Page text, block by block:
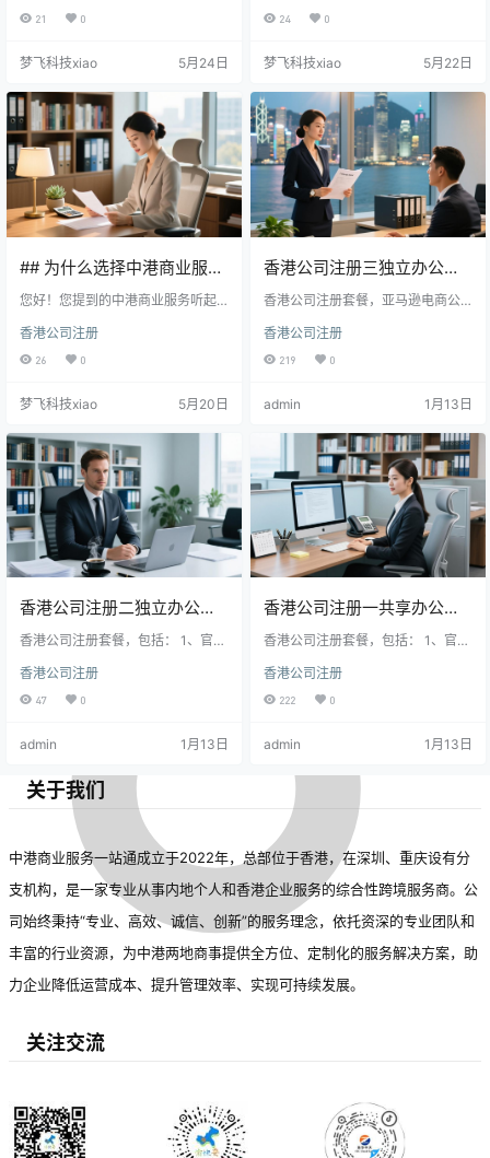
21 0
梦飞科技xiao 5月24日
东资料等文件，通常需3-5个工作
日。企业需注意名称查重、注册资
交年报以维持合法运营。合理规划
展的关键。
24 0
梦飞科技xiao 5月22日
## 为什么选择中港商业服
务？
您好！您提到的中港商业服务听起
解决方案，涵盖香港公司注册、会
计报税审计、海外移民、知识产权
保护及供应链管理等。同时，还提
增值服务，助力企业拓展业务与提
商，有助于实现长期发展与国际化
战略。
香港公司注册
26 0
梦飞科技xiao 5月20日
香港公司注册三独立办公室9
平米可办公和秘书服务
香港公司注册套餐，亚马逊电商公
办公室9平米内，可挂水牌可办公，
独立信箱； 3、公司秘书服务； 4、
资料齐全一天可获得电子证件
香港公司注册
219 0
admin 1月13日
香港公司注册二独立办公室2
平米内和秘书服务
香港公司注册套餐，包括： 1、官
水牌，独立信箱； 3、公司秘书服
务； 4、资料齐全一天可获得电子证
香港公司注册
47 0
admin 1月13日
香港公司注册一共享办公和
收信地址及秘书服务
香港公司注册套餐，包括： 1、官
址； 3、公司秘书服务； 4、资料齐
全一天可获得电子证件
香港公司注册
222 0
admin 1月13日
关于我们
中港商业服务一站通成立于2022年，总部位于香港，在深圳、重庆设有分
支机构，是一家专业从事内地个人和香港企业服务的综合性跨境服务商。公
司始终秉持“专业、高效、诚信、创新”的服务理念，依托资深的专业团队和
丰富的行业资源，为中港两地商事提供全方位、定制化的服务解决方案，助
力企业降低运营成本、提升管理效率、实现可持续发展。
关注交流